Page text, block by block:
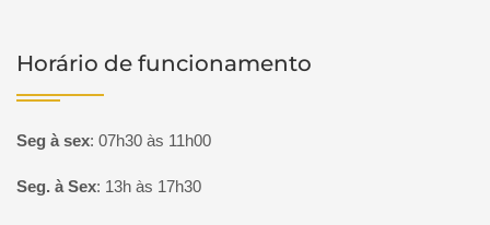
Horário de funcionamento
Seg à sex: 07h30 às 11h00
Seg. à Sex: 13h às 17h30